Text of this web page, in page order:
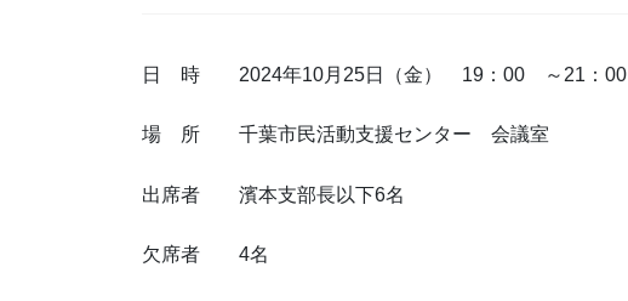
日 時 2024年10月25日（金） 19：00 ～21：00
場 所 千葉市民活動支援センター 会議室
出席者 濱本支部長以下6名
欠席者 4名